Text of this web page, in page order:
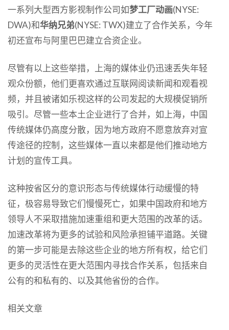
一系列大型西方影视制作公司如梦工厂动画(NYSE:
DWA)和华纳兄弟(NYSE: TWX)建立了合作关系，今年
初还宣布与阿里巴巴建立合资企业。
尽管有以上这些举措，上海的媒体业仍迅速丢失年轻
观众份额，他们更喜欢通过互联网阅读新闻和观看视
频，并且被诸如乐视这样的公司发起的大规模促销所
吸引。尽管一些本土企业进行了合并，如上海，中国
传统媒体仍高度分散，因为地方政府不愿意放弃对宣
传途径的控制，这些媒体一直以来都是他们推动地方
计划的宣传工具。
这种按省区分的意识形态与传统媒体行动缓慢的特
征，极容易导致它们慢慢死亡，如果中国政府和地方
领导人不采取措施加速重组和更大范围的改革的话。
加速改革将为更多的试验和风险承担铺平道路。关键
的第一步可能是去除这些企业的地方所有权，给它们
更多的灵活性在更大范围内寻找合作关系，包括来自
公有的和私有的、以及其他省份的合作。
相关文章